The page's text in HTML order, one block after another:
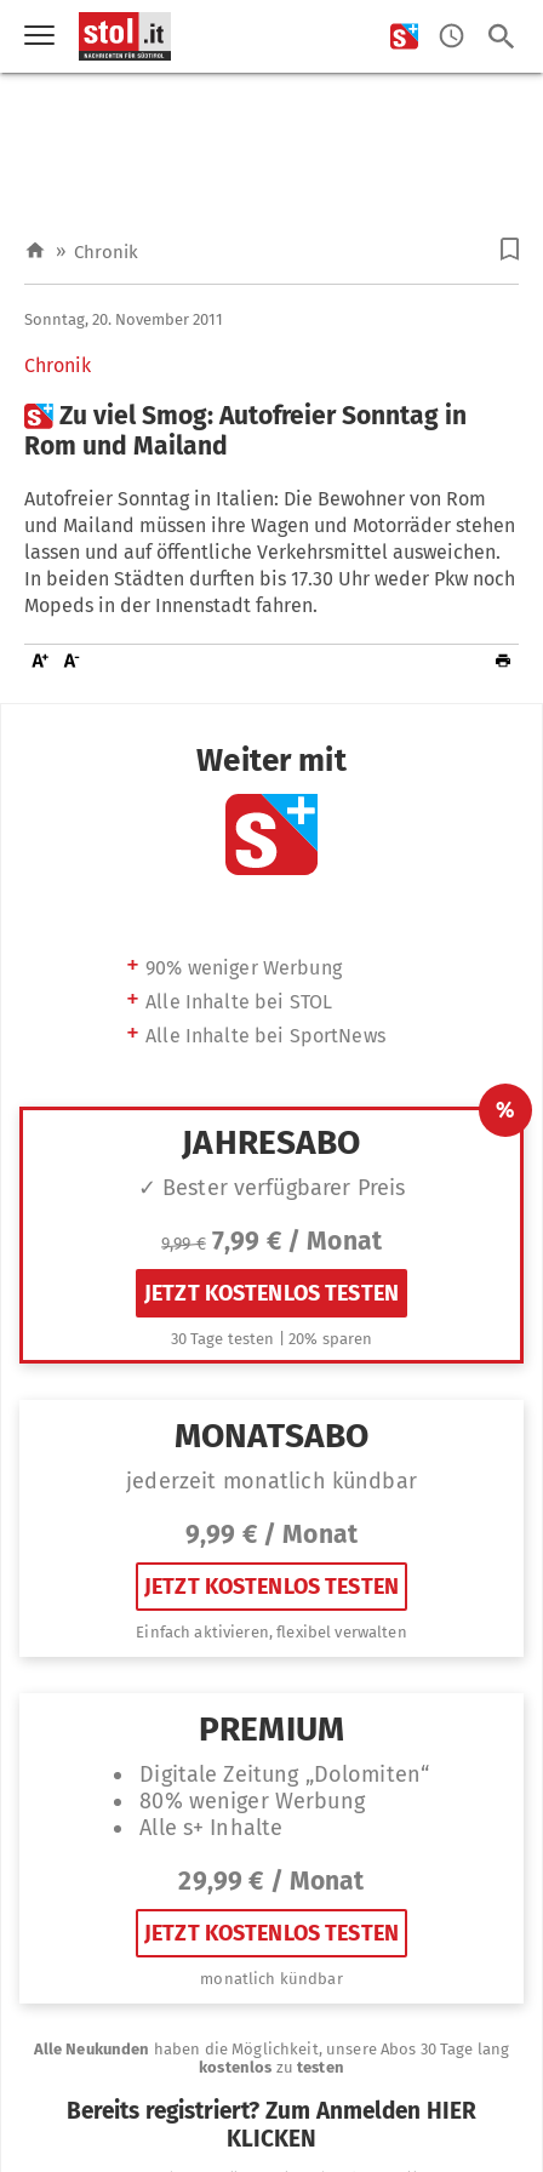
» Chronik
Chronik
Sonntag, 20. November 2011
Zu viel Smog: Autofreier Sonntag in
Rom und Mailand
Autofreier Sonntag in Italien: Die Bewohner von Rom
und Mailand müssen ihre Wagen und Motorräder stehen
lassen und auf öffentliche Verkehrsmittel ausweichen.
In beiden Städten durften bis 17.30 Uhr weder Pkw noch
Mopeds in der Innenstadt fahren.